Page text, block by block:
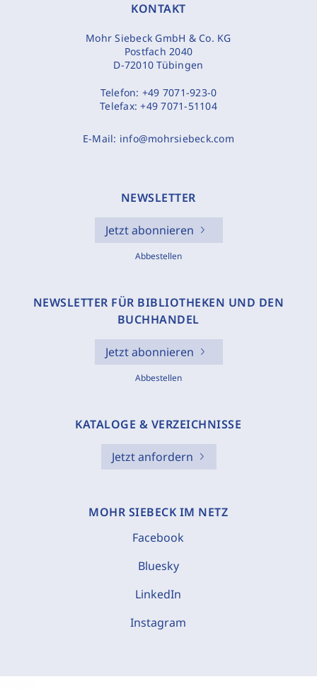
KONTAKT
Mohr Siebeck GmbH & Co. KG
Postfach 2040
D-72010 Tübingen
Telefon: +49 7071-923-0
Telefax:+49 7071-51104
E-Mail: info@mohrsiebeck.com
NEWSLETTER
Jetzt abonnieren
Abbestellen
NEWSLETTER FÜR BIBLIOTHEKEN UND DEN
BUCHHANDEL
Jetzt abonnieren
Abbestellen
KATALOGE & VERZEICHNISSE
Jetzt anfordern
MOHR SIEBECK IM NETZ
Facebook
Bluesky
LinkedIn
Instagram